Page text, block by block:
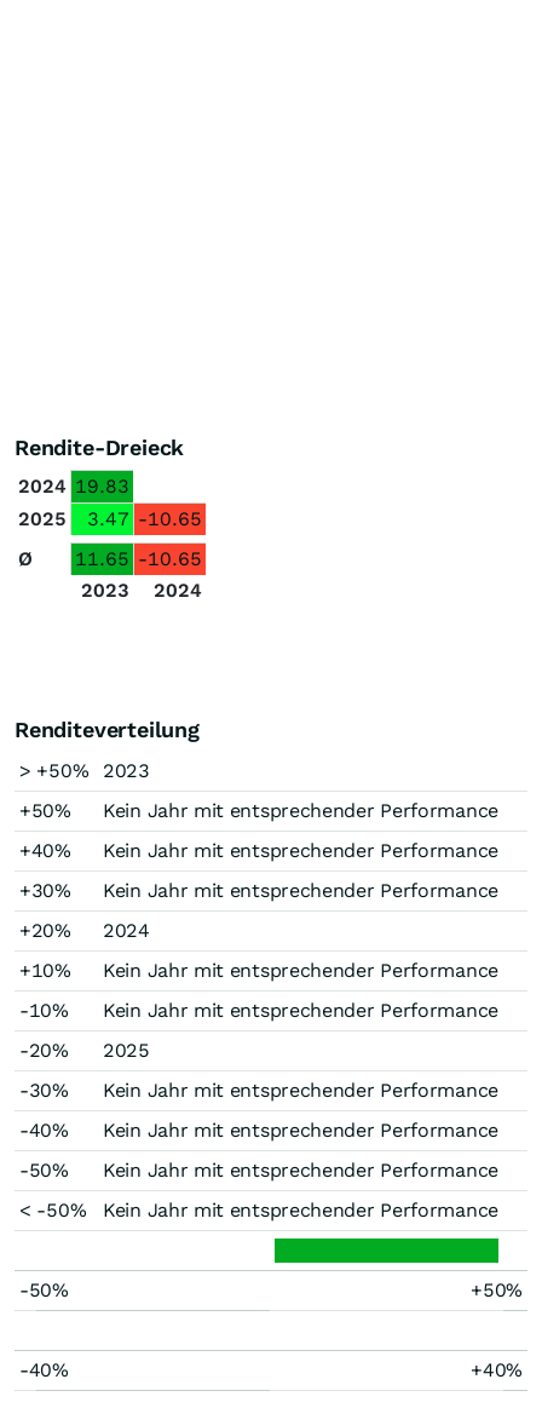
Rendite-Dreieck
2024 19.83
2025
3.47 -10.65
Ø
11.65 -10.65
2023
2024
Renditeverteilung
> +50%
2023
+50%
Kein Jahr mit entsprechender Performance
+40%
Kein Jahr mit entsprechender Performance
+30%
Kein Jahr mit entsprechender Performance
+20%
2024
+10%
Kein Jahr mit entsprechender Performance
-10%
Kein Jahr mit entsprechender Performance
-20%
2025
-30%
Kein Jahr mit entsprechender Performance
-40%
Kein Jahr mit entsprechender Performance
-50%
Kein Jahr mit entsprechender Performance
< -50%
Kein Jahr mit entsprechender Performance
-50% +50%
-40% +40%